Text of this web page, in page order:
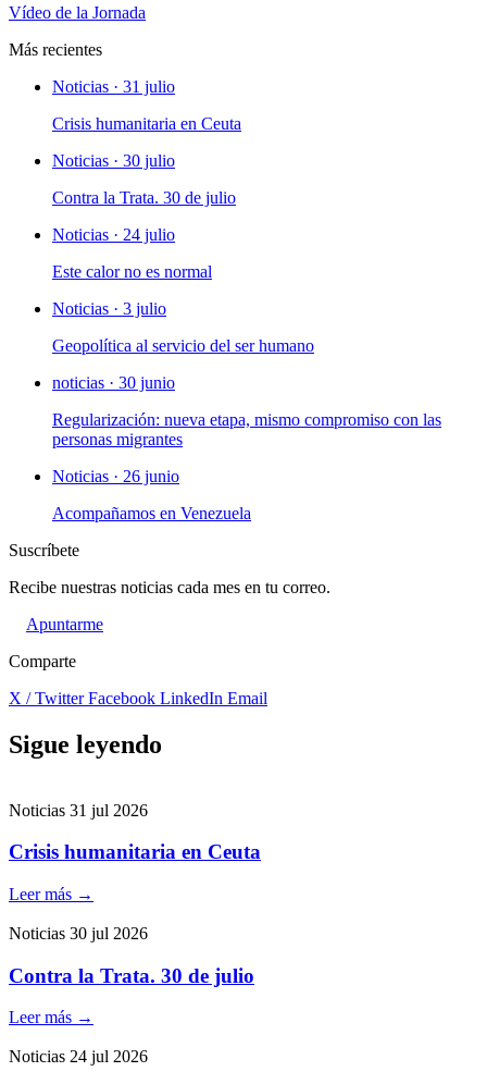
Vídeo de la Jornada
Más recientes
Noticias · 31 julio
Crisis humanitaria en Ceuta
Noticias · 30 julio
Contra la Trata. 30 de julio
Noticias · 24 julio
Este calor no es normal
Noticias · 3 julio
Geopolítica al servicio del ser humano
noticias · 30 junio
Regularización: nueva etapa, mismo compromiso con las
personas migrantes
Noticias · 26 junio
Acompañamos en Venezuela
Suscríbete
Recibe nuestras noticias cada mes en tu correo.
Apuntarme
Comparte
X / TwitterFacebook LinkedIn Email
Sigue leyendo
Noticias 31 jul 2026
Crisis humanitaria en Ceuta
Leer más →
Noticias 30 jul 2026
Contra la Trata. 30 de julio
Leer más →
Noticias 24 jul 2026